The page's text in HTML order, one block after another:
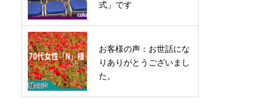
式」です
お客様の声：お世話にな
りありがとうございまし
た。